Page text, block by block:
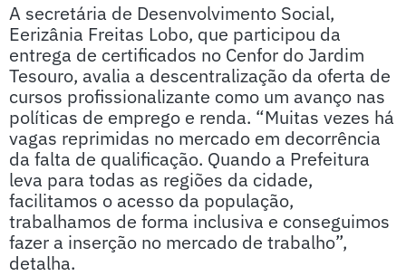
A secretária de Desenvolvimento Social,
Eerizânia Freitas Lobo, que participou da
entrega de certificados no Cenfor do Jardim
Tesouro, avalia a descentralização da oferta de
cursos profissionalizante como um avanço nas
políticas de emprego e renda. “Muitas vezes há
vagas reprimidas no mercado em decorrência
da falta de qualificação. Quando a Prefeitura
leva para todas as regiões da cidade,
facilitamos o acesso da população,
trabalhamos de forma inclusiva e conseguimos
fazer a inserção no mercado de trabalho”,
detalha.